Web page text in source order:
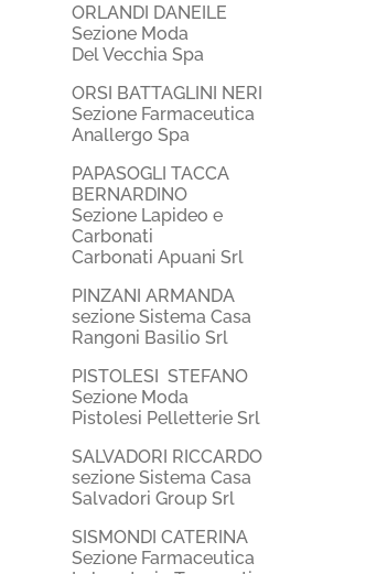
ORLANDI DANEILE
Sezione Moda
Del Vecchia Spa
ORSI BATTAGLINI NERI
Sezione Farmaceutica
Anallergo Spa
PAPASOGLI TACCA
BERNARDINO
Sezione Lapideo e
Carbonati
Carbonati Apuani Srl
PINZANI ARMANDA
sezione Sistema Casa
Rangoni Basilio Srl
PISTOLESI STEFANO
Sezione Moda
Pistolesi Pelletterie Srl
SALVADORI RICCARDO
sezione Sistema Casa
Salvadori Group Srl
SISMONDI CATERINA
Sezione Farmaceutica